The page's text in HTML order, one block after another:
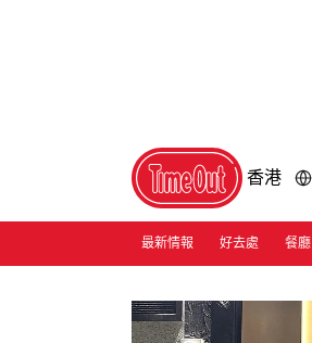
香港
最新情報 好去處 餐廳